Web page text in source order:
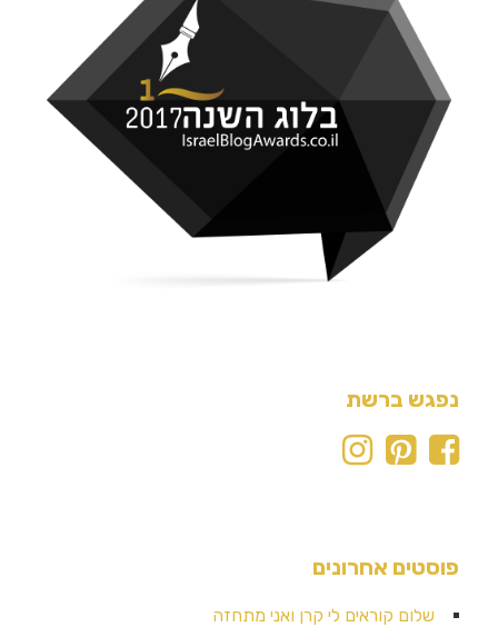
נפגש ברשת
פוסטים אחרונים
שלום קוראים לי קרן ואני מתחזה